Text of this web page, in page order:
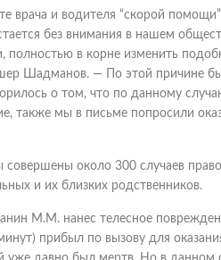
врача и водителя “скорой
без внимания в нашем
в корне изменить
Шадманов. — По этой причине
о том, что по данному
также мы в письме попросили
около 300 случаев
и их близких родственников.
М.М. нанес телесное
прибыл по вызову для